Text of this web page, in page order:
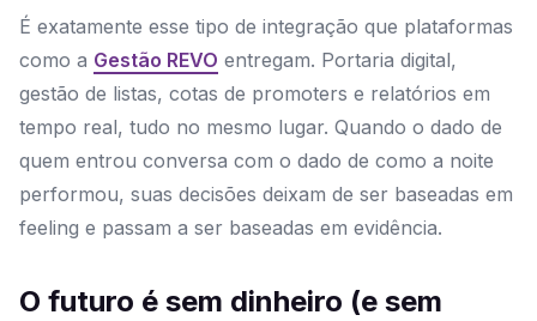
É exatamente esse tipo de integração que plataformas
como a Gestão REVO entregam. Portaria digital,
gestão de listas, cotas de promoters e relatórios em
tempo real, tudo no mesmo lugar. Quando o dado de
quem entrou conversa com o dado de como a noite
performou, suas decisões deixam de ser baseadas em
feeling e passam a ser baseadas em evidência.
O futuro é sem dinheiro (e sem